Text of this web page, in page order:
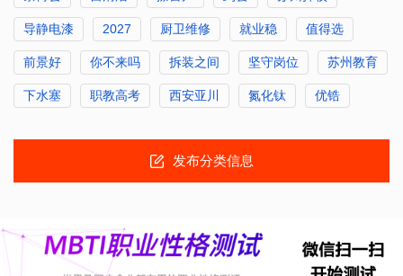
导静电漆 2027 厨卫维修 就业稳 值得选
前景好 你不来吗 拆装之间 坚守岗位 苏州教育
下水塞 职教高考 西安亚川 氮化钛 优锆
发布分类信息